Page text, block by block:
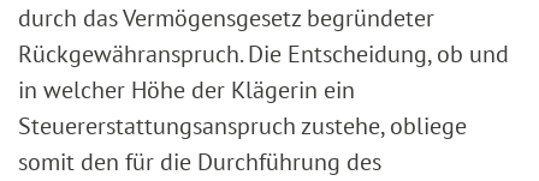
durch das Vermögensgesetz begründeter
Rückgewähranspruch. Die Entscheidung, ob und
in welcher Höhe der Klägerin ein
Steuererstattungsanspruch zustehe, obliege
somit den für die Durchführung des